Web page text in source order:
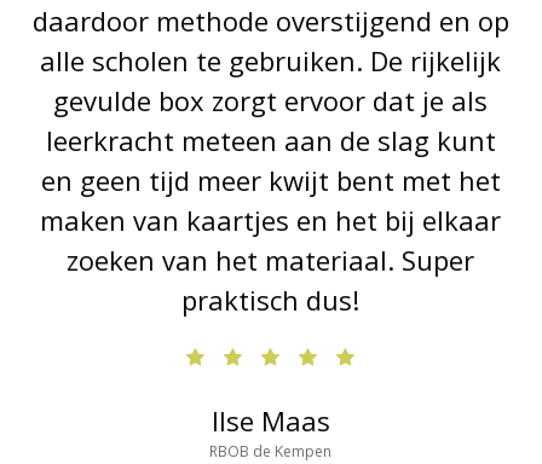
daardoor methode overstijgend en op
alle scholen te gebruiken. De rijkelijk
gevulde box zorgt ervoor dat je als
leerkracht meteen aan de slag kunt
en geen tijd meer kwijt bent met het
maken van kaartjes en het bij elkaar
zoeken van het materiaal. Super
praktisch dus!
Ilse Maas
RBOB de Kempen